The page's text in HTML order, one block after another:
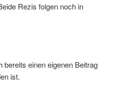
Rezis folgen noch in
bereits einen eigenen Beitrag
ist.